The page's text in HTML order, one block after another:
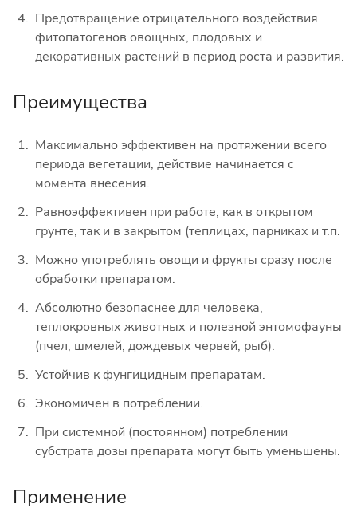
Предотвращение отрицательного воздействия
фитопатогенов овощных, плодовых и
декоративных растений в период роста и развития.
Преимущества
Максимально эффективен на протяжении всего
периода вегетации, действие начинается с
момента внесения.
Равноэффективен при работе, как в открытом
грунте, так и в закрытом (теплицах, парниках и т.п.
Можно употреблять овощи и фрукты сразу после
обработки препаратом.
Абсолютно безопаснее для человека,
теплокровных животных и полезной энтомофауны
(пчел, шмелей, дождевых червей, рыб).
Устойчив к фунгицидным препаратам.
Экономичен в потреблении.
При системной (постоянном) потреблении
субстрата дозы препарата могут быть уменьшены.
Применение